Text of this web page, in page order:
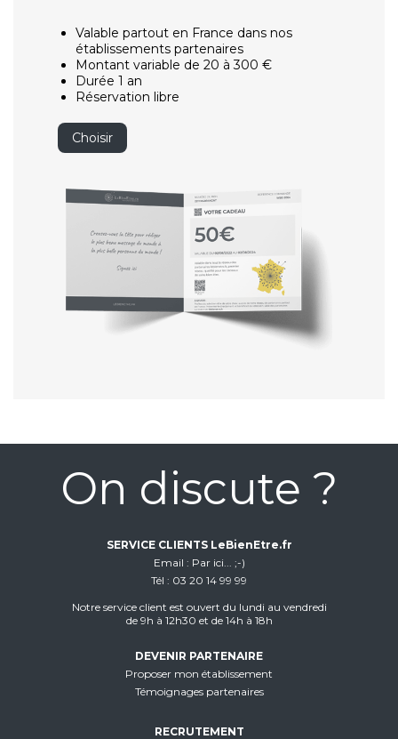
Valable partout en France dans nos
établissements partenaires
Montant variable de 20 à 300 €
Durée 1 an
Réservation libre
Choisir
On discute ?
SERVICE CLIENTS LeBienEtre.fr
Email
Par ici... ;-)
Tél
03 20 14 99 99
Notre service client est ouvert du lundi au vendredi
de 9h à 12h30 et de 14h à 18h
DEVENIR PARTENAIRE
Proposer mon établissement
Témoignages partenaires
RECRUTEMENT